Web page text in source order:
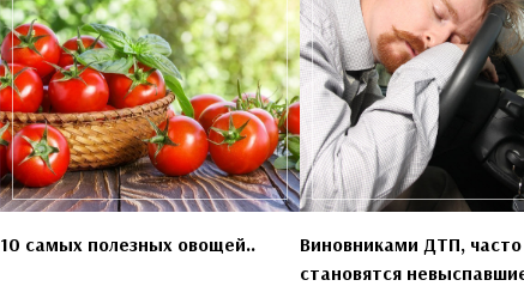
10 самых полезных овощей..
Виновниками ДТП, часто
становятся